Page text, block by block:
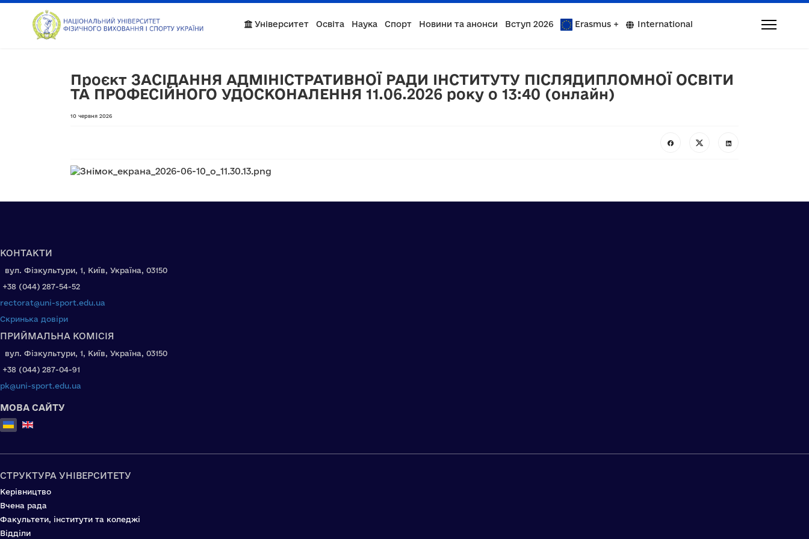
Університет Освіта Наука Спорт Новини та анонси Вступ 2026 Erasmus + International
Проєкт ЗАСІДАННЯ АДМІНІСТРАТИВНОЇ РАДИ ІНСТИТУТУ ПІСЛЯДИПЛОМНОЇ ОСВІТИ
ТА ПРОФЕСІЙНОГО УДОСКОНАЛЕННЯ 11.06.2026 року о 13:40 (онлайн)
10 червня 2026
КОНТАКТИ
вул. Фізкультури, 1, Київ, Україна, 03150
+38 (044) 287-54-52
rectorat@uni-sport.edu.ua
Скринька довіри
ПРИЙМАЛЬНА КОМІСІЯ
вул. Фізкультури, 1, Київ, Україна, 03150
+38 (044) 287-04-91
pk@uni-sport.edu.ua
МОВА САЙТУ
Оберіть свою мову
СТРУКТУРА УНІВЕРСИТЕТУ
Керівництво
Вчена рада
Факультети, інститути та коледжі
Відділи